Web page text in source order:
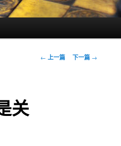
文
← 上一篇 下一篇 →
关